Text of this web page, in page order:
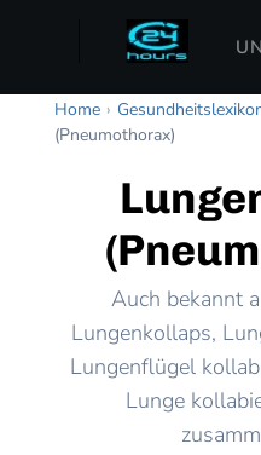
Home ›
(Pneumothorax)
Auch bekannt
Lungenkollaps,
Lungenflügel
Lunge